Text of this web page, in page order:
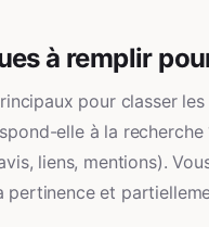
à remplir
pour classer
elle à la
liens, mentions).
pertinence et